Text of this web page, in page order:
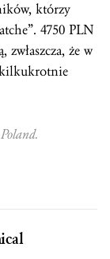
którzy
4750 PLN
że w
kilkukrotnie